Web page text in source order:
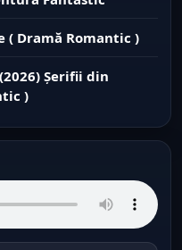
( Dramă Romantic )
Șerifii din
)